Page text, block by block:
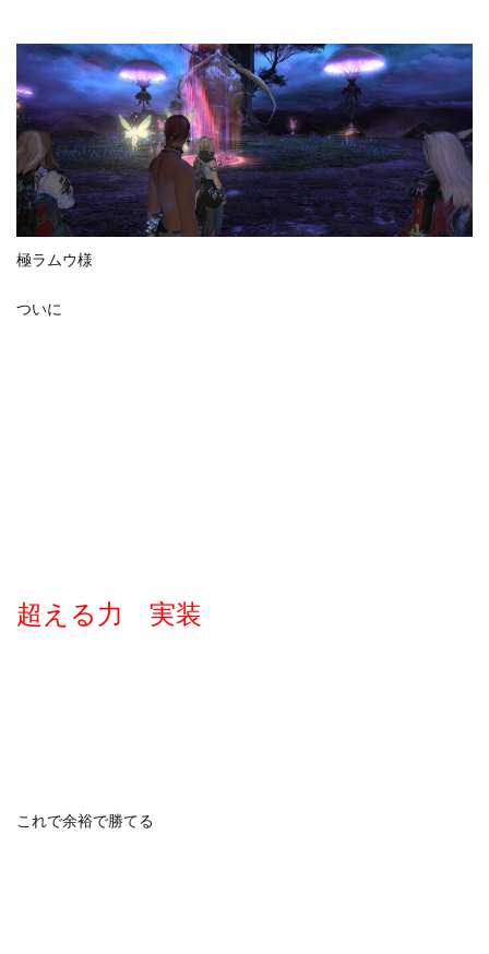
極ラムウ様
ついに
超える力 実装
これで余裕で勝てる